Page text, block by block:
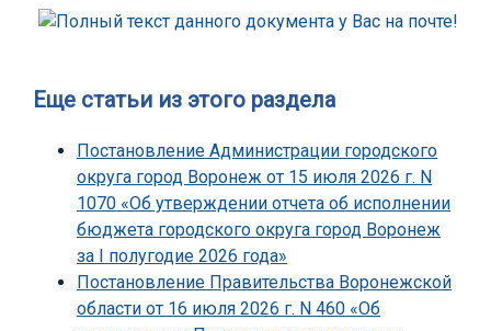
Еще статьи из этого раздела
Постановление Администрации городского
округа город Воронеж от 15 июля 2026 г. N
1070 «Об утверждении отчета об исполнении
бюджета городского округа город Воронеж
за I полугодие 2026 года»
Постановление Правительства Воронежской
области от 16 июля 2026 г. N 460 «Об